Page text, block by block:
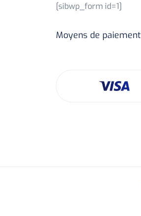
[sibwp_form id=1]
Moyens de paiement